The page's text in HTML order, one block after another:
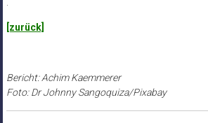
.
[zurück]
Bericht: Achim Kaemmerer
Foto: Dr Johnny Sangoquiza/Pixabay